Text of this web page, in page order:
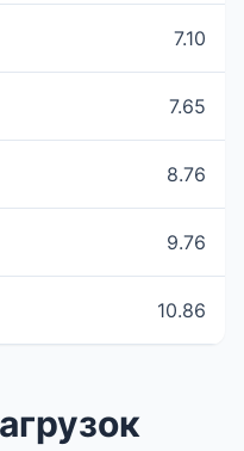
7.10
7.65
8.76
9.76
10.86